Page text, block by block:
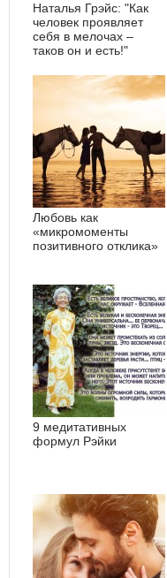
Наталья Грэйс: "Как
человек проявляет
себя в мелочах –
таков он и есть!"
Любовь как
«микромоменты
позитивного отклика»
9 медитативных
формул Рэйки